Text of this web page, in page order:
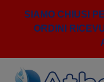
direttamenteSIAMO CHIUSI
ORDINI